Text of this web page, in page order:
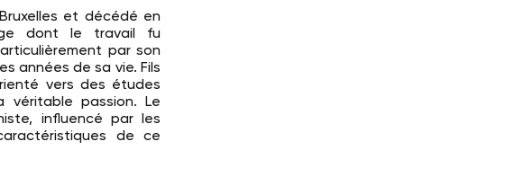
et décédé en
dont le travail fu
par son
années de sa vie. Fils
vers des études
véritable passion. Le
influencé par les
de ce